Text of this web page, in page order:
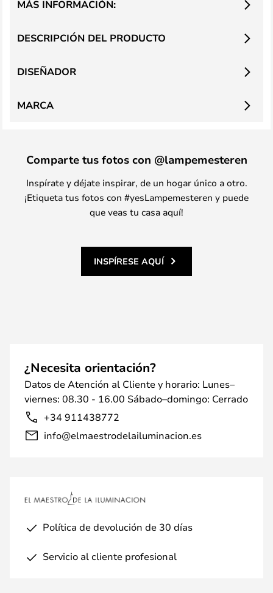
DESCRIPCIÓN DEL PRODUCTO
MÁS INFORMACIÓN:
DISEÑADOR
MARCA
Comparte tus fotos con @lampemesteren
Inspírate y déjate inspirar, de un hogar único a otro.
¡Etiqueta tus fotos con #yesLampemesteren y puede
que veas tu casa aquí!
INSPÍRESE AQUÍ
¿Necesita orientación?
Datos de Atención al Cliente y horario: Lunes–
viernes: 08.30 - 16.00 Sábado–domingo: Cerrado
+34 911438772
info@elmaestrodelailuminacion.es
Política de devolución de 30 días
Servicio al cliente profesional